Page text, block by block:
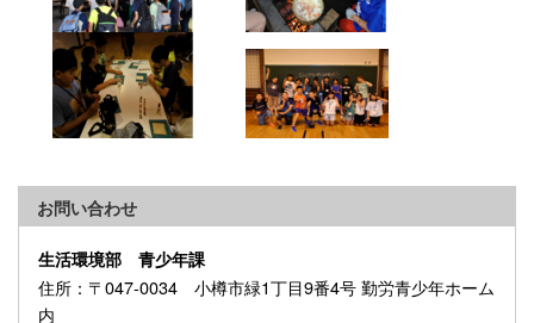
お問い合わせ
生活環境部 青少年課
住所 ：〒047-0034 小樽市緑1丁目9番4号 勤労青少年ホーム
内